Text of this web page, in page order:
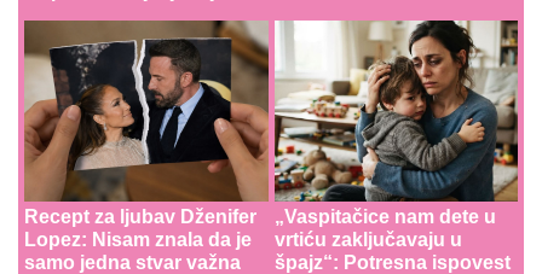
Recept za ljubav Dženifer
Lopez: Nisam znala da je
samo jedna stvar važna
„Vaspitačice nam dete u
vrtiću zaključavaju u
špajz“: Potresna ispovest